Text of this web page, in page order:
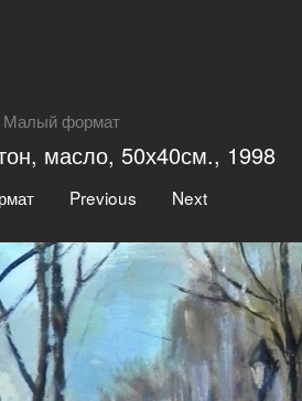
Малый формат
масло, 50х40см., 1998
Previous Next